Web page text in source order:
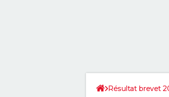
Résultat brevet